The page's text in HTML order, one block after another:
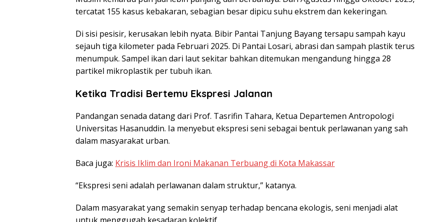
tercatat 155 kasus kebakaran, sebagian besar dipicu suhu ekstrem dan kekeringan.
Di sisi pesisir, kerusakan lebih nyata. Bibir Pantai Tanjung Bayang tersapu sampah kayu
sejauh tiga kilometer pada Februari 2025. Di Pantai Losari, abrasi dan sampah plastik terus
menumpuk. Sampel ikan dari laut sekitar bahkan ditemukan mengandung hingga 28
partikel mikroplastik per tubuh ikan.
Ketika Tradisi Bertemu Ekspresi Jalanan
Pandangan senada datang dari Prof. Tasrifin Tahara, Ketua Departemen Antropologi
Universitas Hasanuddin. Ia menyebut ekspresi seni sebagai bentuk perlawanan yang sah
dalam masyarakat urban.
Baca juga: Krisis Iklim dan Ironi Makanan Terbuang di Kota Makassar
“Ekspresi seni adalah perlawanan dalam struktur,” katanya.
Dalam masyarakat yang semakin senyap terhadap bencana ekologis, seni menjadi alat